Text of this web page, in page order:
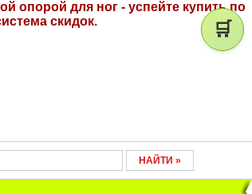
опорой для ног - успейте купить по
скидок.
🛒